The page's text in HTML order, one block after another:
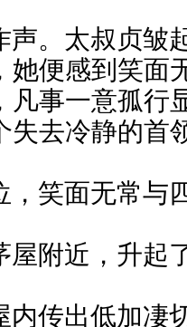
。太叔贞皱
她便感到笑面
凡事一意孤行
失去冷静的首
笑面无常与
附近，升起
传出低加凄